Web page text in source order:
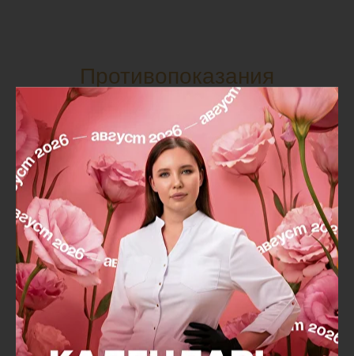
Противопоказания
онкологические заболевания
эпилепсия
хронические заболевания в стадии
обострения
повреждения кожи в области
предполагаемого воздействия
беременность и период грудного
вскармливания
острые инфекционные заболевания (в том
числе, грипп, ОРЗ, герпес)